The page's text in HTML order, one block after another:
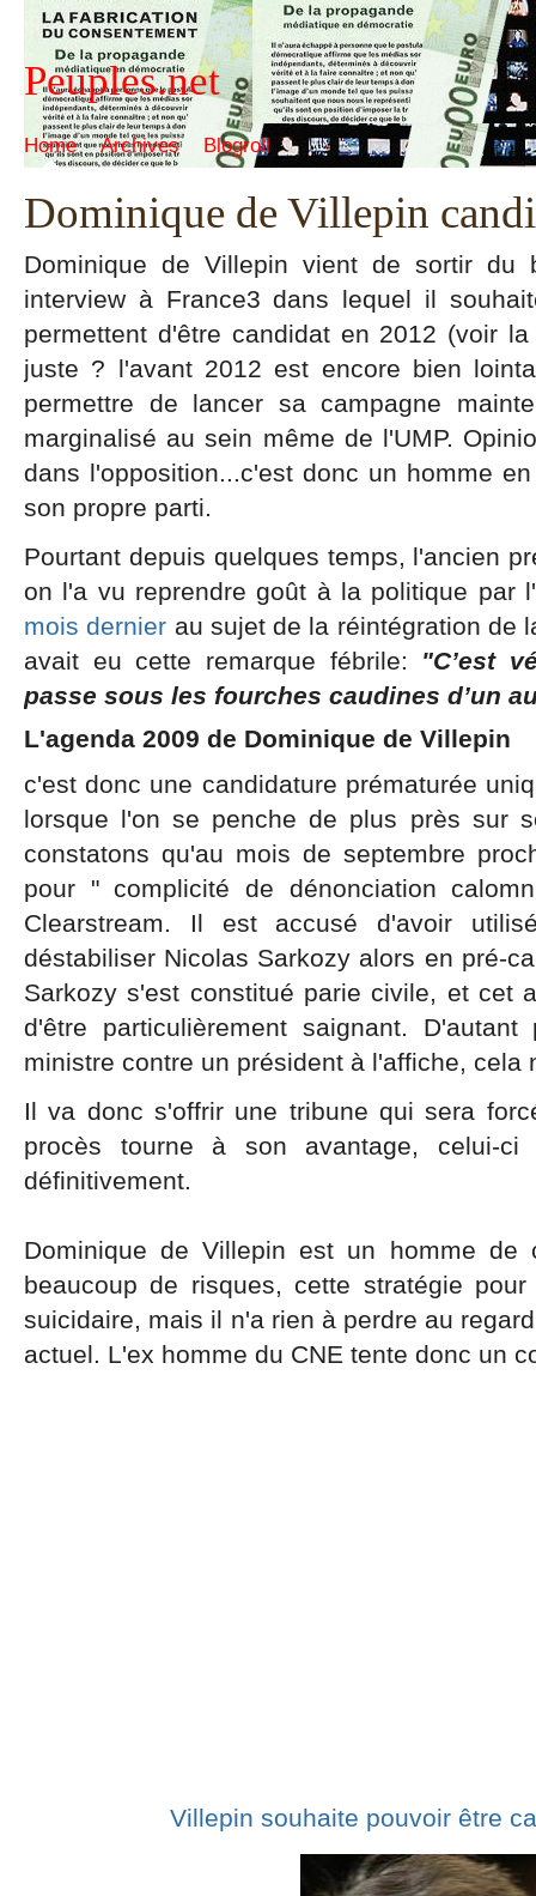
Peuples.net
Home Archives Blogroll
Dominique de Villepin
Dominique de Villepin vient de sortir
interview à France3 dans lequel il
permettent d'être candidat en 2012 (voir
juste ? l'avant 2012 est encore bien
permettre de lancer sa campagne
marginalisé au sein même de l'UMP.
dans l'opposition...c'est donc un homme
son propre parti.
Pourtant depuis quelques temps, l'ancien
on l'a vu reprendre goût à la politique par
mois dernier au sujet de la réintégration de
avait eu cette remarque fébrile: "C’est
passe sous les fourches caudines d’un
L'agenda 2009 de Dominique de Villepin
c'est donc une candidature prématurée
lorsque l'on se penche de plus près sur
constatons qu'au mois de septembre
pour " complicité de dénonciation
Clearstream. Il est accusé d'avoir
déstabiliser Nicolas Sarkozy alors en pré-
Sarkozy s'est constitué parie civile, et cet
d'être particulièrement saignant.
ministre contre un président à l'affiche, cela
Il va donc s'offrir une tribune qui sera
procès tourne à son avantage, celui-
définitivement.
Dominique de Villepin est un homme de
beaucoup de risques, cette stratégie
suicidaire, mais il n'a rien à perdre au
actuel. L'ex homme du CNE tente donc un
Villepin souhaite pouvoir être